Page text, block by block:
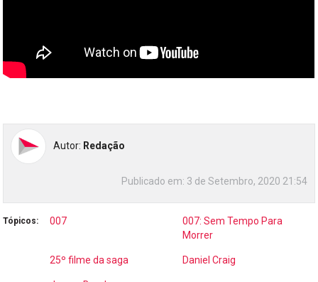
Autor: Redação
Publicado em: 3 de Setembro, 2020 21:54
Tópicos: 007
007: Sem Tempo Para
Morrer
25º filme da saga Daniel Craig